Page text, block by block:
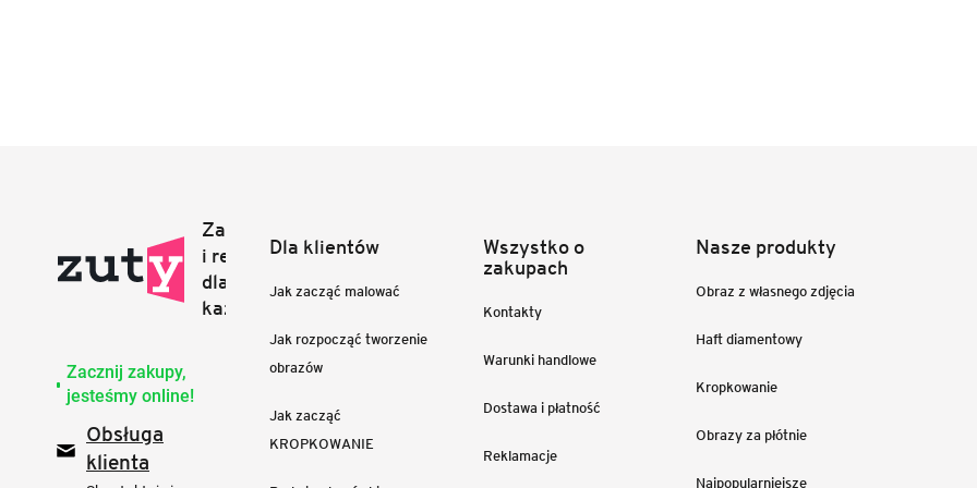
Zacznij zakupy,
jesteśmy online!
Obsługa
klienta
Dla klientów
Jak zacząć malować
Jak rozpocząć tworzenie
obrazów
Jak zacząć
KROPKOWANIE
Wszystko o
zakupach
Kontakty
Warunki handlowe
Dostawa i płatność
Reklamacje
Nasze produkty
Obraz z własnego zdjęcia
Haft diamentowy
Kropkowanie
Obrazy za płótnie
Najpopularniejsze